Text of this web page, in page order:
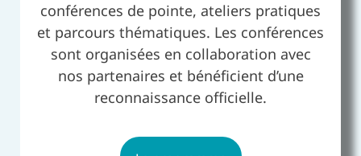
conférences de pointe, ateliers pratiques
et parcours thématiques. Les conférences
sont organisées en collaboration avec
nos partenaires et bénéficient d’une
reconnaissance officielle.